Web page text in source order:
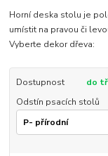
Horní deska stolu je
umístit na pravou či
Vyberte dekor
Dostupnost
do
Odstín psacích stolů